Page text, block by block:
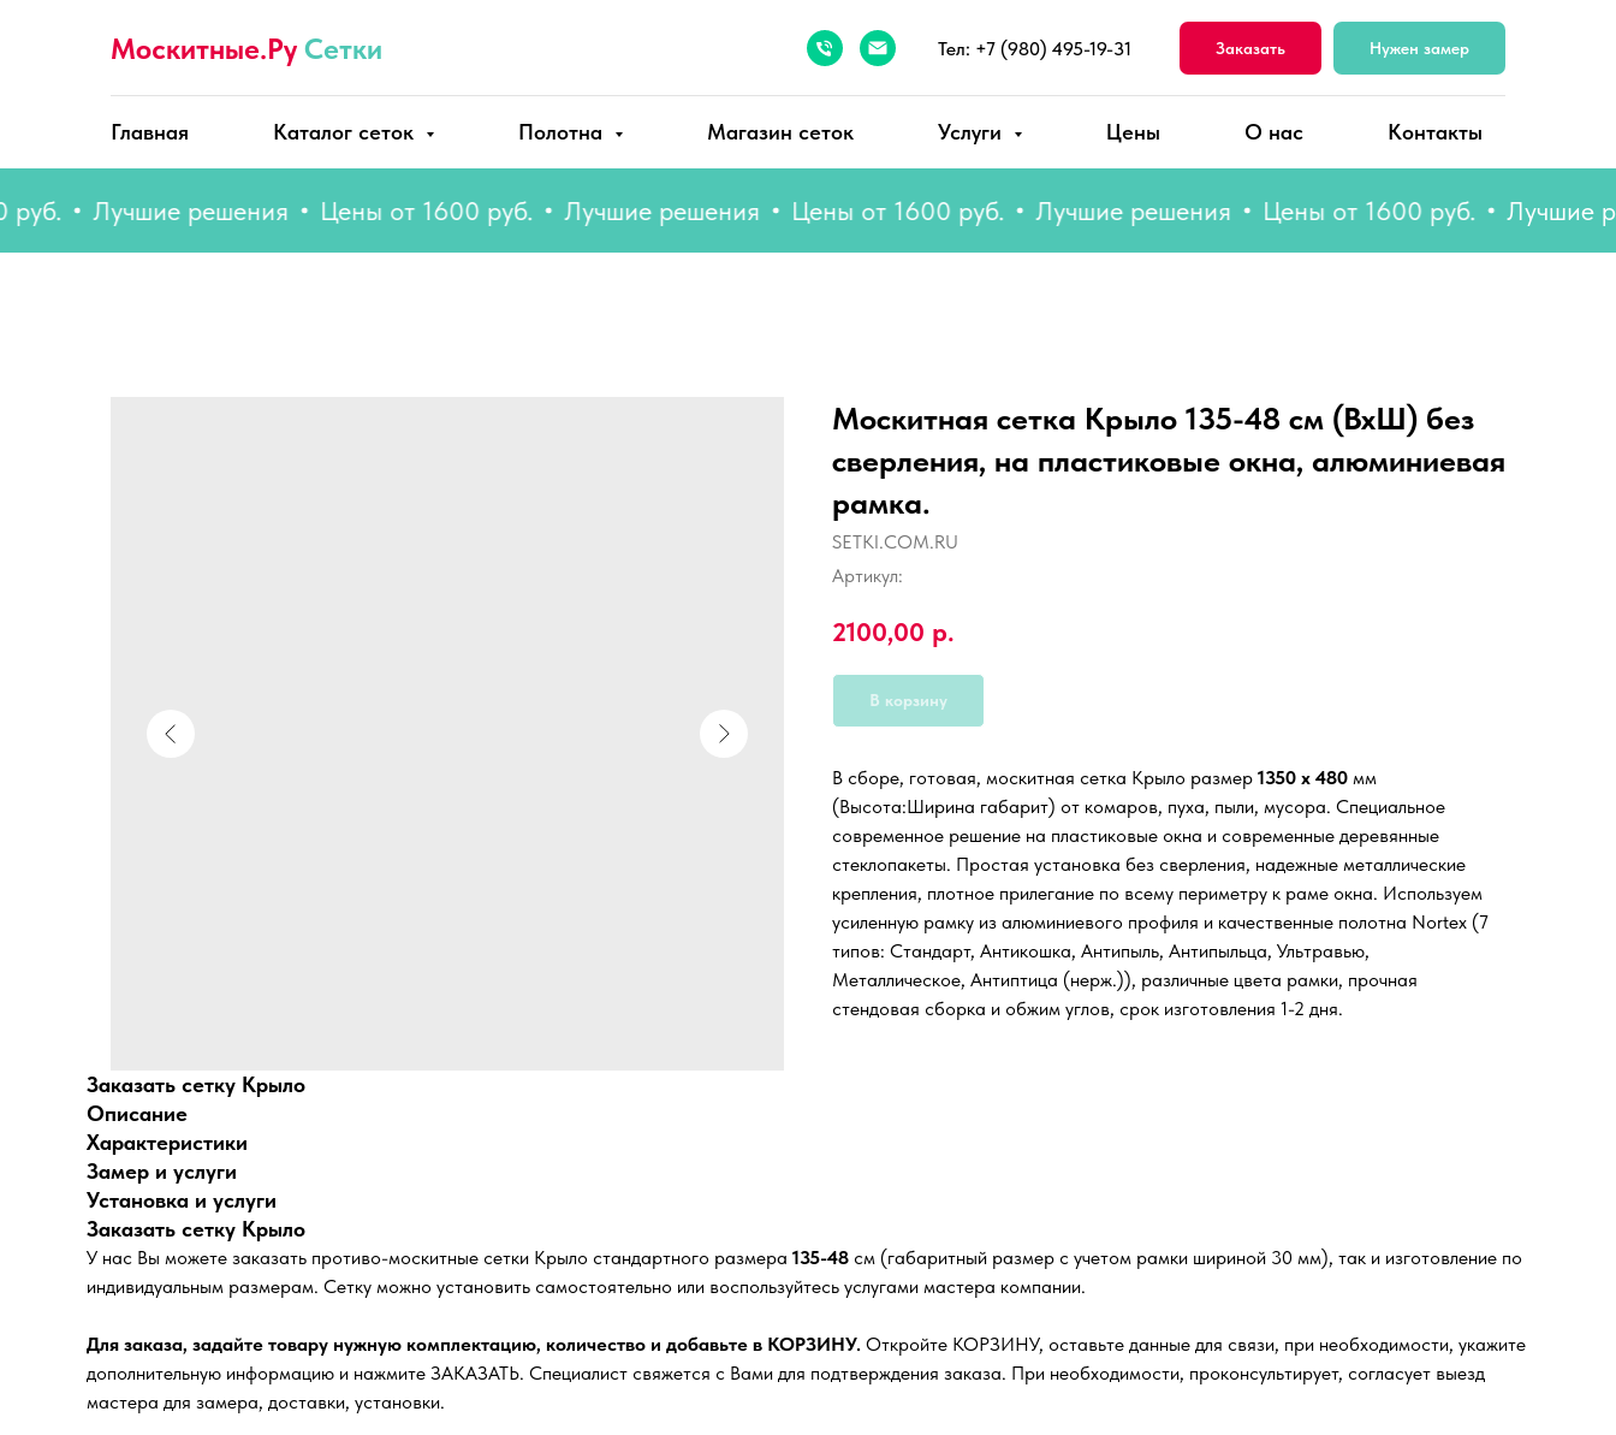
Москитные.Ру Сетки Тел: +7 (980) 495-19-31 Заказать Нужен замер
Главная Каталог сеток Полотна Магазин сеток Услуги Цены О нас Контакты
Лучшие решения Цены от 1600 руб. Лучшие решения Цены от 1600 руб. Лучшие решения Цены от 1600 руб. Лучшие
Москитная сетка Крыло 135-48 см (ВхШ) без
сверления, на пластиковые окна, алюминиевая
рамка.
SETKI.COM.RU
Артикул:
2100,00 р.
В корзину
В сборе, готовая, москитная сетка Крыло размер 1350 х 480 мм
(Высота:Ширина габарит) от комаров, пуха, пыли, мусора. Специальное
современное решение на пластиковые окна и современные деревянные
стеклопакеты. Простая установка без сверления, надежные металлические
крепления, плотное прилегание по всему периметру к раме окна. Используем
усиленную рамку из алюминиевого профиля и качественные полотна Nortex (7
типов: Стандарт, Антикошка, Антипыль, Антипыльца, Ультравью,
Металлическое, Антиптица (нерж.)), различные цвета рамки, прочная
стендовая сборка и обжим углов, срок изготовления 1-2 дня.
Заказать сетку Крыло
Описание
Характеристики
Замер и услуги
Установка и услуги
Заказать сетку Крыло
У нас Вы можете заказать противо-москитные сетки Крыло стандартного размера 135-48 см (габаритный размер с учетом рамки шириной 30 мм), так и изготовление по
индивидуальным размерам. Сетку можно установить самостоятельно или воспользуйтесь услугами мастера компании.
Для заказа, задайте товару нужную комплектацию, количество и добавьте в КОРЗИНУ. Откройте КОРЗИНУ, оставьте данные для связи, при необходимости, укажите
дополнительную информацию и нажмите ЗАКАЗАТЬ. Специалист свяжется с Вами для подтверждения заказа. При необходимости, проконсультирует, согласует выезд
мастера для замера, доставки, установки.